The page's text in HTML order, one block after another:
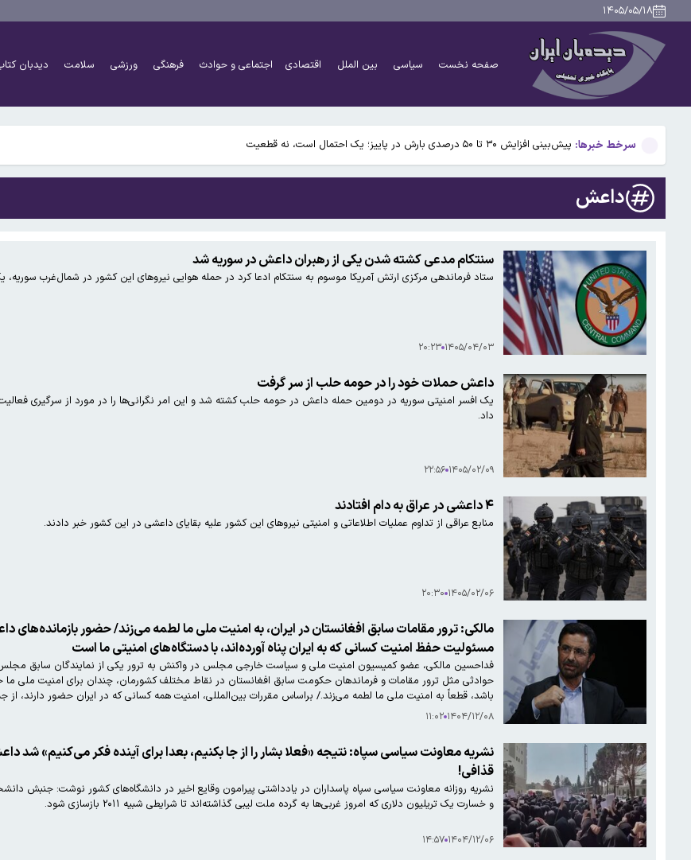
۱۴۰۵/۰۵/۱۸
صفحه نخست سیاسی بین الملل اقتصادی اجتماعی و حوادث فرهنگی ورزشی سلامت دیدبان
سرخط خبرها:
ورزشگاه آزادی به نیم فصل نخست لیگ برتر نمی‌رسد
امیر جهانشاهی: دشمن در برابر اراده ملت ایران به زانو درآمده است
روایت سخنگوی شورای نگهبان از حمله به بیت رهبری در ۹ اسفند/ صدای انفجار و لرزش ساختمان کاملاً احساس شد/ ساختمان را تخلیه نکردیم
پیش‌بینی افزایش ۳۰ تا ۵۰ درصدی بارش در پاییز؛ یک احتمال است، نه قطعیت
وال‌استریت ژورنال: تهران برای بازگشایی تنگه هرمز ۵ شرط کلیدی تعیین کرد
امیر جهانشاهی: دشمن در برابر اراده ملت ایران به زانو درآمده است
روایت سخنگوی شورای نگهبان از حمله به بیت رهبری در ۹ اسفند/ صدای انفجار و لرزش ساختمان کاملاً احساس شد/ ساختمان را تخلیه نکردیم
داعش
سنتکام مدعی کشته شدن یکی از رهبران داعش در سوریه شد
ستاد فرماندهی مرکزی ارتش آمریکا موسوم به سنتکام ادعا کرد در حمله هوایی نیروهای این کشور در شمال‌غرب
۱۴۰۵/۰۴/۰۳ ۲۰:۲۳
داعش حملات خود را در حومه حلب از سر گرفت
یک افسر امنیتی سوریه در دومین حمله داعش در حومه حلب کشته شد و این امر نگرانی‌ها را در مورد از سرگیری
داد.
۱۴۰۵/۰۲/۰۹ ۲۲:۵۶
۴ داعشی در عراق به دام افتادند
منابع عراقی از تداوم عملیات اطلاعاتی و امنیتی نیروهای این کشور علیه بقایای داعشی در این کشور خبر دادند.
۱۴۰۵/۰۲/۰۶ ۲۰:۳۰
مالکی: ترور مقامات سابق افغانستان در ایران، به امنیت ملی ما لطمه می‌زند/ حضور
مسئولیت حفظ امنیت کسانی که به ایران پناه آورده‌اند، با دستگاه‌های امنیتی ما است
فداحسین مالکی، عضو کمیسیون امنیت ملی و سیاست خارجی مجلس در واکنش به ترور یکی از نمایندگان سابق مجلس
حوادثی مثل ترور مقامات و فرماندهان حکومت سابق افغانستان در نقاط مختلف کشورمان، چندان برای امنیت ملی
باشد، قطعاً به امنیت ملی ما لطمه می‌زند./ براساس مقررات بین‌المللی، امنیت همه کسانی که در ایران حضور دارند، از
۱۴۰۴/۱۲/۰۸ ۱۱:۰۲
نشریه معاونت سیاسی سپاه: نتیجه «فعلا بشار را از جا بکنیم، بعدا برای آینده فکر
قذافی!
نشریه روزانه معاونت سیاسی سپاه پاسداران در یادداشتی پیرامون وقایع اخیر در دانشگاه‌های کشور نوشت: جنبش
و خسارت یک تریلیون دلاری که امروز غربی‌ها به گرده ملت لیبی گذاشته‌اند تا شرایطی شبیه ۲۰۱۱ بازسازی شود.
۱۴۰۴/۱۲/۰۶ ۱۴:۵۷